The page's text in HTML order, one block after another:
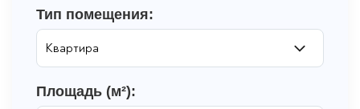
Тип помещения:
Площадь (м²):